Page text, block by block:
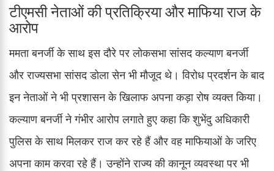
टीएमसी नेताओं की प्रतिक्रिया और माफिया राज के
आरोप
ममता बनर्जी के साथ इस दौरे पर लोकसभा सांसद कल्याण बनर्जी
और राज्यसभा सांसद डोला सेन भी मौजूद थे। विरोध प्रदर्शन के बाद
इन नेताओं ने भी प्रशासन के खिलाफ अपना कड़ा रोष व्यक्त किया।
कल्याण बनर्जी ने गंभीर आरोप लगाते हुए कहा कि शुभेंदु अधिकारी
पुलिस के साथ मिलकर राज कर रहे हैं और वह माफियाओं के जरिए
अपना काम करवा रहे हैं। उन्होंने राज्य की कानून व्यवस्था पर भी